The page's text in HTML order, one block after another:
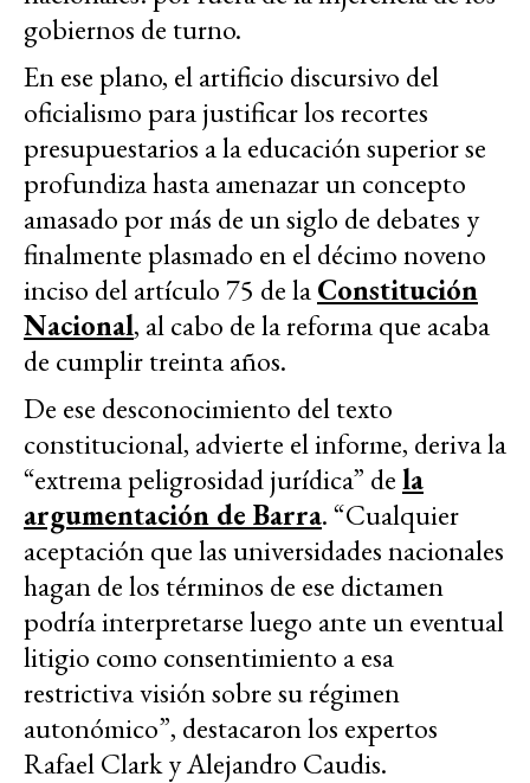
gobiernos de turno.
En ese plano, el artificio discursivo del
oficialismo para justificar los recortes
presupuestarios a la educación superior se
profundiza hasta amenazar un concepto
amasado por más de un siglo de debates y
finalmente plasmado en el décimo noveno
inciso del artículo 75 de laConstitución
Nacional, al cabo de la reforma que acaba
de cumplir treinta años.
De ese desconocimiento del texto
constitucional, advierte el informe, deriva la
“extrema peligrosidad jurídica” dela
argumentación de Barra. “Cualquier
aceptación que las universidades nacionales
hagan de los términos de ese dictamen
podría interpretarse luego ante un eventual
litigio como consentimiento a esa
restrictiva visión sobre su régimen
autonómico”, destacaron los expertos
Rafael Clark y Alejandro Caudis.